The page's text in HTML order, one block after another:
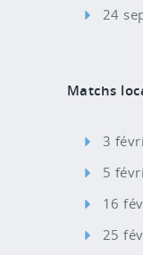
24
Matchs
3
5
16
25